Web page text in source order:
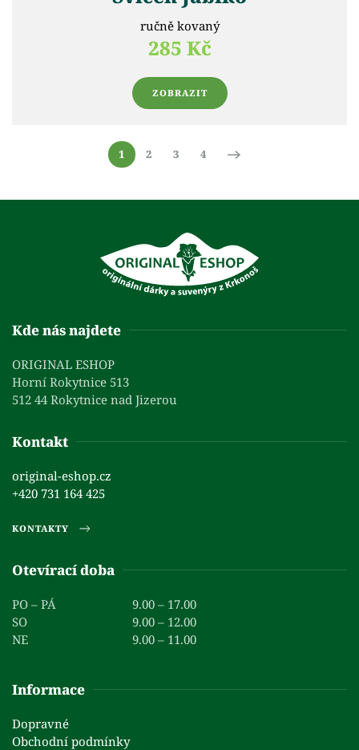
ručně kovaný
285 Kč
ZOBRAZIT
1 2 3 4
Kde nás najdete
ORIGINAL ESHOP
Horní Rokytnice 513
512 44 Rokytnice nad Jizerou
Kontakt
original-eshop.cz
+420 731 164 425
KONTAKTY
Otevírací doba
PO – PÁ
9.00 – 17.00
SO
9.00 – 12.00
NE
9.00 – 11.00
Informace
Dopravné
Obchodní podmínky